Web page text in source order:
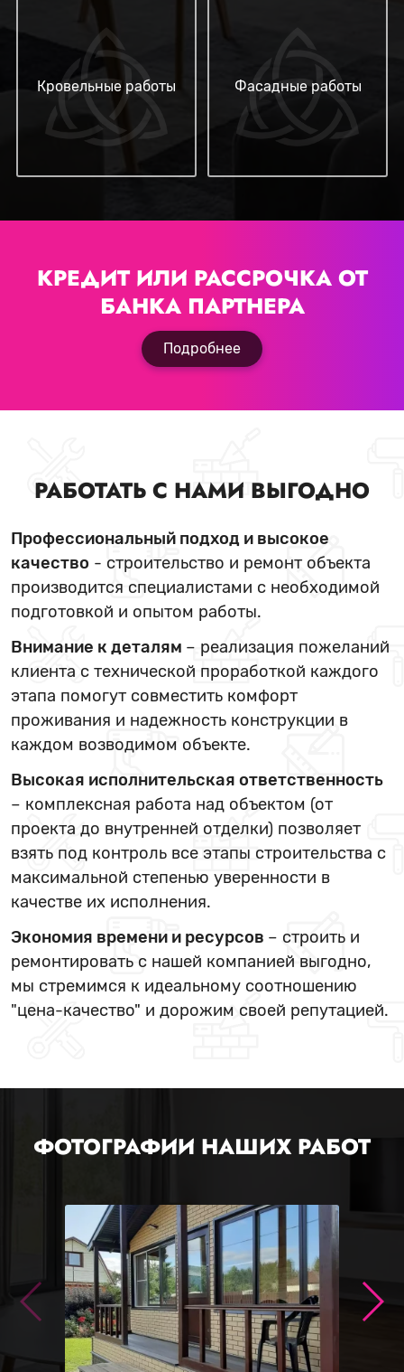
Кровельные работы Фасадные работы
КРЕДИТ ИЛИ РАССРОЧКА ОТ
БАНКА ПАРТНЕРА
Подробнее
РАБОТАТЬ С НАМИ ВЫГОДНО
Профессиональный подход и высокое
качество - строительство и ремонт объекта
производится специалистами с необходимой
подготовкой и опытом работы.
Внимание к деталям – реализация пожеланий
клиента с технической проработкой каждого
этапа помогут совместить комфорт
проживания и надежность конструкции в
каждом возводимом объекте.
Высокая исполнительская ответственность
– комплексная работа над объектом (от
проекта до внутренней отделки) позволяет
взять под контроль все этапы строительства с
максимальной степенью уверенности в
качестве их исполнения.
Экономия времени и ресурсов – строить и
ремонтировать с нашей компанией выгодно,
мы стремимся к идеальному соотношению
"цена-качество" и дорожим своей репутацией.
ФОТОГРАФИИ НАШИХ РАБОТ